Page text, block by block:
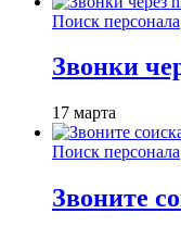
Поиск персонала
Звонки
17 марта
Поиск персонала
Звоните